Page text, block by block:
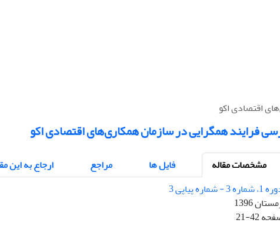
اقتصادی اکو
فرایند همگرایی در سازمان همکاری‌های اقتصادی اکو
مشخصات مقاله فایل ها مراجع ارجاع به این
3 - شماره پیاپی 3
1396
21-42